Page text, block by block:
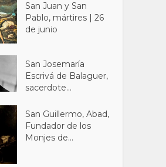
San Juan y San
Pablo, mártires | 26
de junio
San Josemaría
Escrivá de Balaguer,
sacerdote...
San Guillermo, Abad,
Fundador de los
Monjes de...